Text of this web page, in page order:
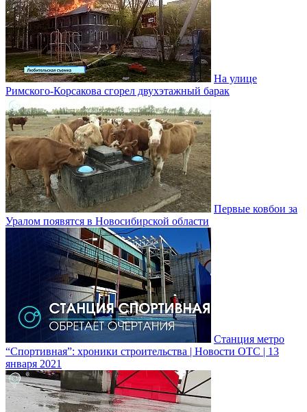
На улице
Римского-Корсакова сгорел двухэтажный барак
Первые ковбои за
Уралом появятся в Новосибирской области
Станция метро
“Спортивная”: хроники строительства | Новости ОТС | 13
января 2021